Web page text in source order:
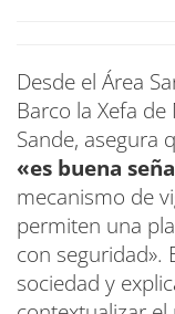
Desde el Área
Barco la Xefa
Sande, asegura
«es buena
mecanismo de
permiten una
con seguridad».
sociedad y